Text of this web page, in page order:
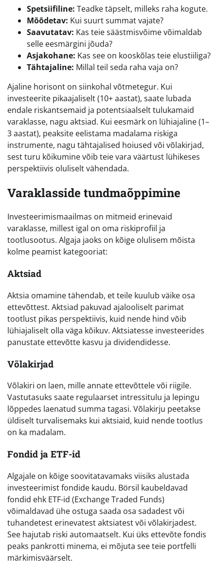
Spetsiifiline: Teadke täpselt, milleks raha kogute.
Mõõdetav: Kui suurt summat vajate?
Saavutatav: Kas teie säästmisvõime võimaldab
selle eesmärgini jõuda?
Asjakohane: Kas see on kooskõlas teie elustiiliga?
Tähtajaline: Millal teil seda raha vaja on?
Ajaline horisont on siinkohal võtmetegur. Kui
investeerite pikaajaliselt (10+ aastat), saate lubada
endale riskantsemaid ja potentsiaalselt tulukamaid
varaklasse, nagu aktsiad. Kui eesmärk on lühiajaline (1–
3 aastat), peaksite eelistama madalama riskiga
instrumente, nagu tähtajalised hoiused või võlakirjad,
sest turu kõikumine võib teie vara väärtust lühikeses
perspektiivis oluliselt vähendada.
Varaklasside tundmaõppimine
Investeerimismaailmas on mitmeid erinevaid
varaklasse, millest igal on oma riskiprofiil ja
tootlusootus. Algaja jaoks on kõige olulisem mõista
kolme peamist kategooriat:
Aktsiad
Aktsia omamine tähendab, et teile kuulub väike osa
ettevõttest. Aktsiad pakuvad ajalooliselt parimat
tootlust pikas perspektiivis, kuid nende hind võib
lühiajaliselt olla väga kõikuv. Aktsiatesse investeerides
panustate ettevõtte kasvu ja dividendidesse.
Võlakirjad
Võlakiri on laen, mille annate ettevõttele või riigile.
Vastutasuks saate regulaarset intressitulu ja lepingu
lõppedes laenatud summa tagasi. Võlakirju peetakse
üldiselt turvalisemaks kui aktsiaid, kuid nende tootlus
on ka madalam.
Fondid ja ETF-id
Algajale on kõige soovitatavamaks viisiks alustada
investeerimist fondide kaudu. Börsil kaubeldavad
fondid ehk ETF-id (Exchange Traded Funds)
võimaldavad ühe ostuga saada osa sadadest või
tuhandetest erinevatest aktsiatest või võlakirjadest.
See hajutab riski automaatselt. Kui üks ettevõte fondis
peaks pankrotti minema, ei mõjuta see teie portfelli
märkimisväärselt.